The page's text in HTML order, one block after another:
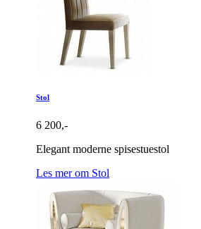
Stol
6 200,-
Elegant moderne spisestuestol
Les mer om Stol